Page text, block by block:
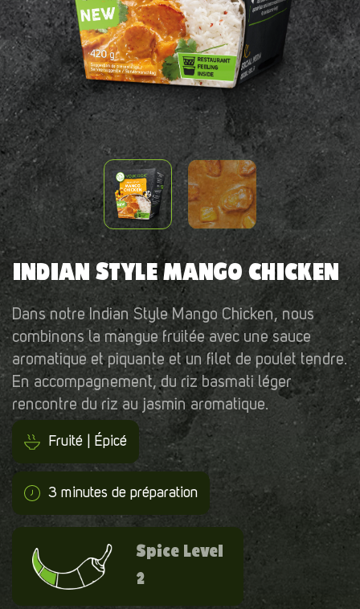
INDIAN STYLE MANGO CHICKEN
Dans notre Indian Style Mango Chicken, nous
combinons la mangue fruitée avec une sauce
aromatique et piquante et un filet de poulet tendre.
En accompagnement, du riz basmati léger
rencontre du riz au jasmin aromatique.
Fruité | Épicé
3 minutes de préparation
Spice Level
2